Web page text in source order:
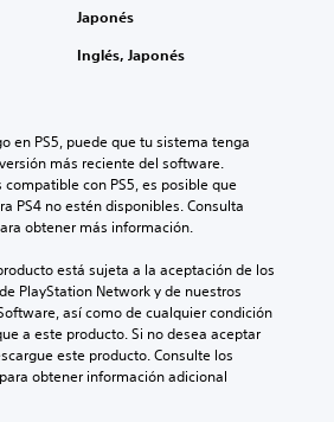
Japonés
Inglés, Japonés
en PS5, puede que tu sistema tenga
más reciente del software.
con PS5, es posible que
PS4 no estén disponibles. Consulta
obtener más información.
está sujeta a la aceptación de los
PlayStation Network y de nuestros
así como de cualquier condición
a este producto. Si no desea aceptar
este producto. Consulte los
obtener información adicional